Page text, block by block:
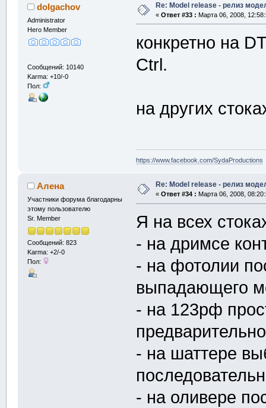
dolgachov
Administrator
Hero Member
Сообщений: 10140
Karma: +10/-0
Пол:
Re: Model release - релиз
« Ответ #33 : Марта 06, 2008,
конкретно на
Ctrl.
на других
https://www.facebook.com/SydaProductions
Алена
Участники форума благодарны
этому пользователю
Sr. Member
Сообщений: 823
Karma: +2/-0
Пол:
Re: Model release - релиз
« Ответ #34 : Марта 06, 2008,
Я на всех
- на дримсе
- на фотолии
выпадающего
- на 123рф
- на шаттере
- на оливере